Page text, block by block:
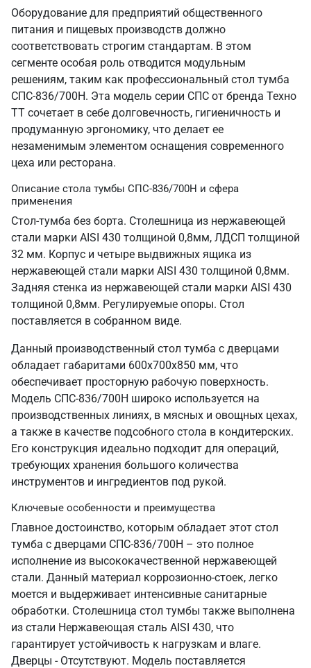
Оборудование для предприятий общественного
питания и пищевых производств должно
соответствовать строгим стандартам. В этом
сегменте особая роль отводится модульным
решениям, таким как профессиональный стол тумба
СПС-836/700Н. Эта модель серии СПС от бренда Техно
ТТ сочетает в себе долговечность, гигиеничность и
продуманную эргономику, что делает ее
незаменимым элементом оснащения современного
цеха или ресторана.
Описание стола тумбы СПС-836/700Н и сфера
применения
Стол-тумба без борта. Столешница из нержавеющей
стали марки AISI 430 толщиной 0,8мм, ЛДСП толщиной
32 мм. Корпус и четыре выдвижных ящика из
нержавеющей стали марки AISI 430 толщиной 0,8мм.
Задняя стенка из нержавеющей стали марки AISI 430
толщиной 0,8мм. Регулируемые опоры. Стол
поставляется в собранном виде.
Данный производственный стол тумба с дверцами
обладает габаритами 600х700х850 мм, что
обеспечивает просторную рабочую поверхность.
Модель СПС-836/700Н широко используется на
производственных линиях, в мясных и овощных цехах,
а также в качестве подсобного стола в кондитерских.
Его конструкция идеально подходит для операций,
требующих хранения большого количества
инструментов и ингредиентов под рукой.
Ключевые особенности и преимущества
Главное достоинство, которым обладает этот стол
тумба с дверцами СПС-836/700Н – это полное
исполнение из высококачественной нержавеющей
стали. Данный материал коррозионно-стоек, легко
моется и выдерживает интенсивные санитарные
обработки. Столешница стол тумбы также выполнена
из стали Нержавеющая сталь AISI 430, что
гарантирует устойчивость к нагрузкам и влаге.
Дверцы - Отсутствуют. Модель поставляется